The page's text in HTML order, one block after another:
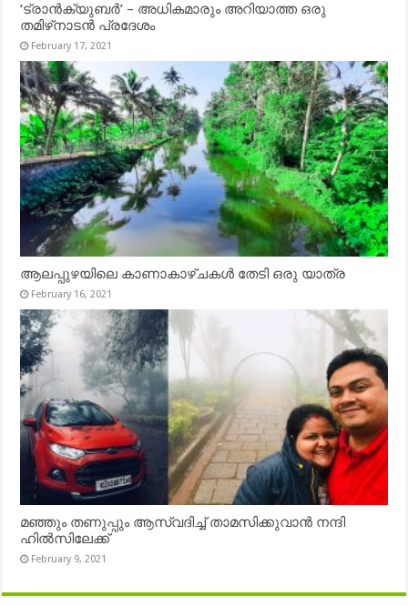
‘ട്രാൻക്യുബർ’ – അധികമാരും അറിയാത്ത ഒരു
തമിഴ്‌നാടൻ പ്രദേശം
February 17, 2021
ആലപ്പുഴയിലെ കാണാകാഴ്ചകൾ തേടി ഒരു യാത്ര
February 16, 2021
മഞ്ഞും തണുപ്പും ആസ്വദിച്ച് താമസിക്കുവാൻ നന്ദി
ഹിൽസിലേക്ക്
February 9, 2021